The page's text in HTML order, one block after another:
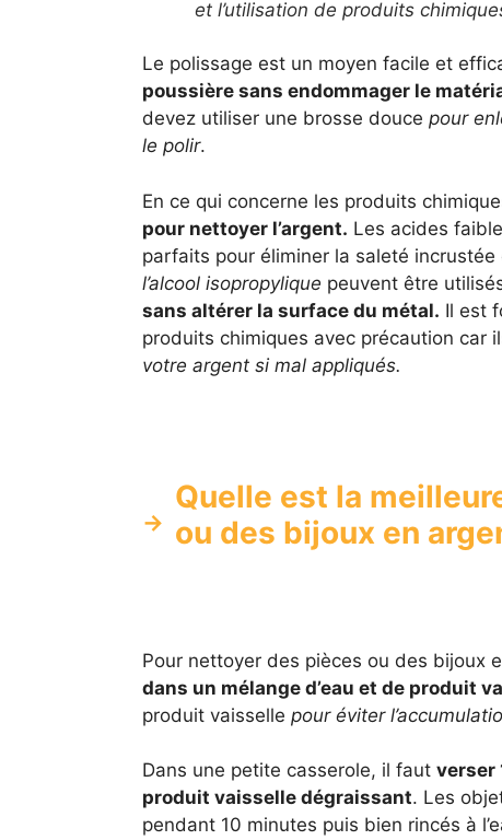
et l’utilisation de produits
Le polissage est un moyen facile et
poussière sans endommager le
devez utiliser une brosse douce pour
le polir.
En ce qui concerne les produits
pour nettoyer l’argent. Les acides
parfaits pour éliminer la saleté
l’alcool isopropylique peuvent être
sans altérer la surface du métal. Il est
produits chimiques avec précaution car
votre argent si mal appliqués.
Quelle est la
ou des bijoux en
Pour nettoyer des pièces ou des bijoux
dans un mélange d’eau et de produit
produit vaisselle pour éviter
Dans une petite casserole, il faut verser
produit vaisselle dégraissant. Les
pendant 10 minutes puis bien rincés à